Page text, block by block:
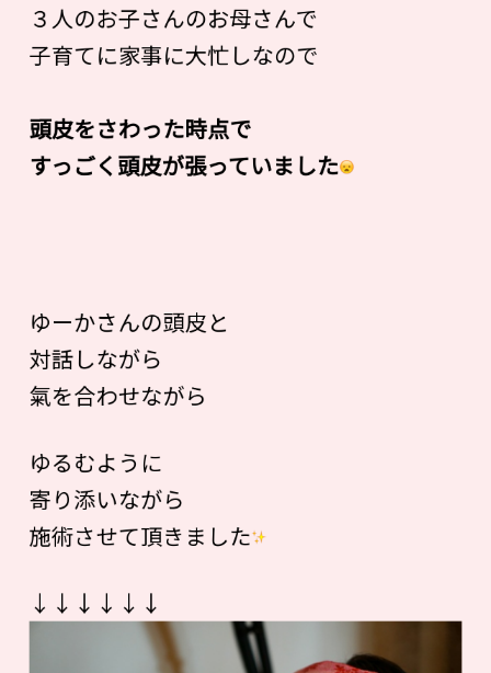
３人のお子さんのお母さんで
子育てに家事に大忙しなので
頭皮をさわった時点で
すっごく頭皮が張っていました
ゆーかさんの頭皮と
対話しながら
氣を合わせながら
ゆるむように
寄り添いながら
施術させて頂きました
↓↓↓↓↓↓